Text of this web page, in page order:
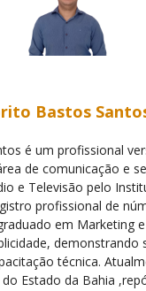
Bastos
é um profissional
de comunicação e
e Televisão pelo
profissional de
em Marketing
demonstrando
técnica.
Estado da Bahia